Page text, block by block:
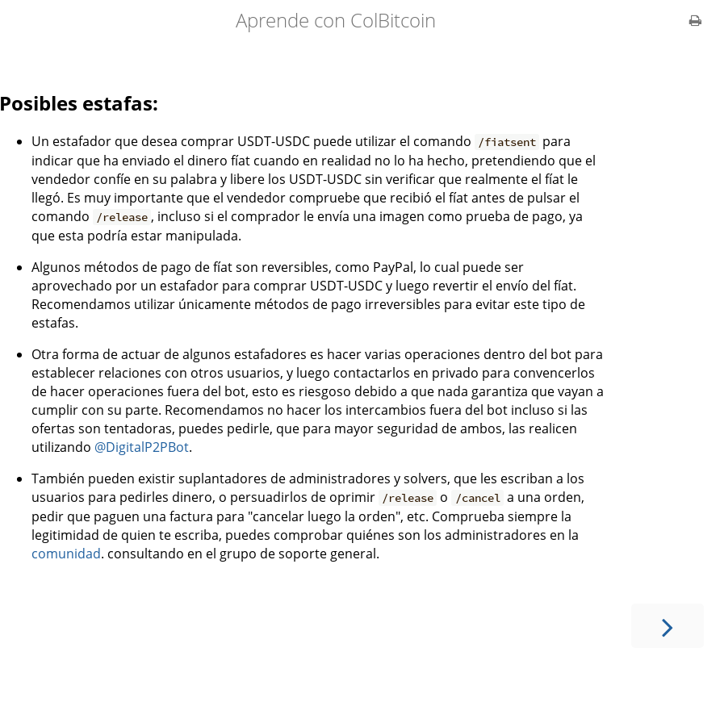
Aprende con ColBitcoin
Posibles estafas:
Un estafador que desea comprar USDT-USDC puede utilizar el comando /fiatsent para
indicar que ha enviado el dinero fíat cuando en realidad no lo ha hecho, pretendiendo que el
vendedor confíe en su palabra y libere los USDT-USDC sin verificar que realmente el fíat le
llegó. Es muy importante que el vendedor compruebe que recibió el fíat antes de pulsar el
comando
/release , incluso si el comprador le envía una imagen como prueba de pago, ya
que esta podría estar manipulada.
Algunos métodos de pago de fíat son reversibles, como PayPal, lo cual puede ser
aprovechado por un estafador para comprar USDT-USDC y luego revertir el envío del fíat.
Recomendamos utilizar únicamente métodos de pago irreversibles para evitar este tipo de
estafas.
Otra forma de actuar de algunos estafadores es hacer varias operaciones dentro del bot para
establecer relaciones con otros usuarios, y luego contactarlos en privado para convencerlos
de hacer operaciones fuera del bot, esto es riesgoso debido a que nada garantiza que vayan a
cumplir con su parte. Recomendamos no hacer los intercambios fuera del bot incluso si las
ofertas son tentadoras, puedes pedirle, que para mayor seguridad de ambos, las realicen
utilizando @DigitalP2PBot.
También pueden existir suplantadores de administradores y solvers, que les escriban a los
usuarios para pedirles dinero, o persuadirlos de oprimir /release o /cancel a una orden,
pedir que paguen una factura para "cancelar luego la orden", etc. Comprueba siempre la
legitimidad de quien te escriba, puedes comprobar quiénes son los administradores en la
comunidad. consultando en el grupo de soporte general.